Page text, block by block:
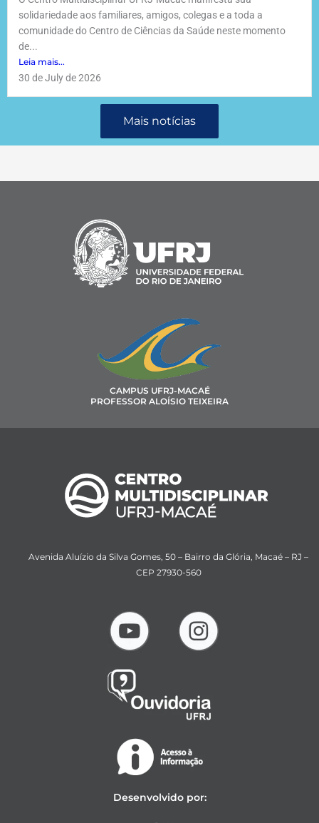
solidariedade aos familiares, amigos, colegas e a toda a
comunidade do Centro de Ciências da Saúde neste momento
de...
Leia mais...
30 de July de 2026
Mais notícias
CAMPUS UFRJ-MACAÉ
PROFESSOR ALOÍSIO TEIXEIRA
Avenida Aluízio da Silva Gomes, 50 – Bairro da Glória, Macaé – RJ –
CEP 27930-560
Desenvolvido por: